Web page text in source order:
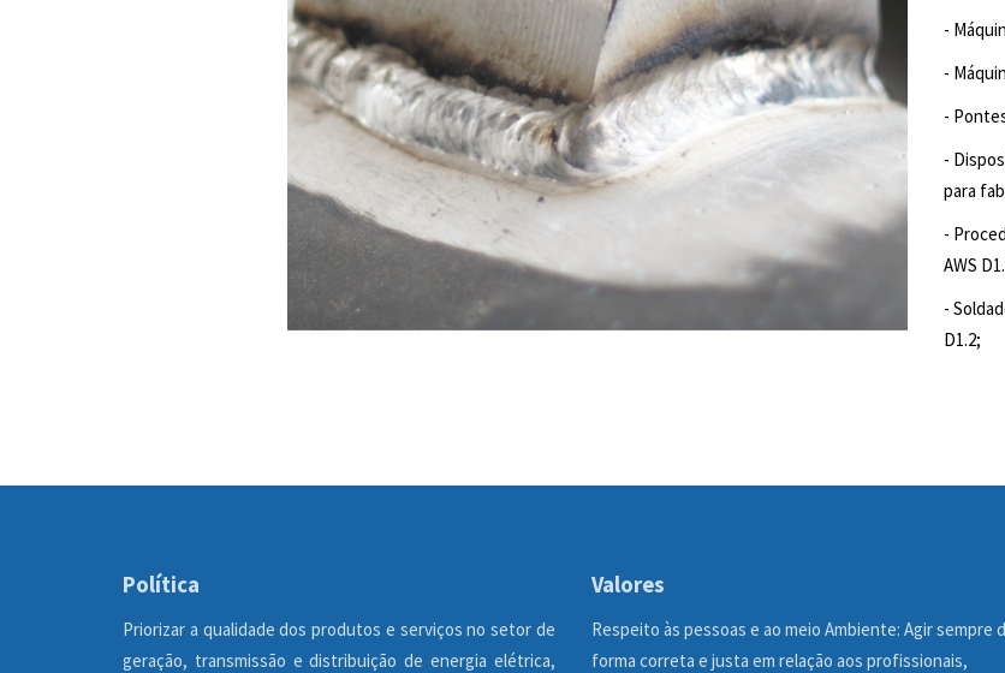
-
-
-
-
para
-
AWS
-
D1.2;
Política
Priorizar a qualidade dos produtos e serviços no setor de
geração, transmissão e distribuição de energia elétrica,
Valores
Respeito às pessoas e ao meio Ambiente: Agir sempre
forma correta e justa em relação aos profissionais,